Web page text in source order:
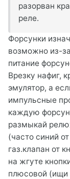
разорван
реле.
Форсунки
возможно из-
питание
Врезку нафиг,
эмулятор, а
импульсные
каждую
размыкай
(часто синий
газ.клапан от
на жгуте
плюсовой (ищи